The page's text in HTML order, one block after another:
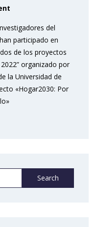
del
participado en
de los proyectos
organizado por
la Universidad de
«Hogar2030: Por
Search